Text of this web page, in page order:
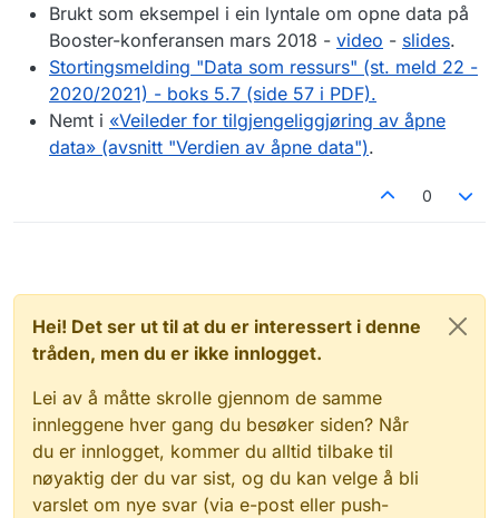
Brukt som eksempel i ein lyntale om opne data på
Booster-konferansen mars 2018 - video - slides.
Stortingsmelding "Data som ressurs" (st. meld 22 -
2020/2021) - boks 5.7 (side 57 i PDF).
Nemt i «Veileder for tilgjengeliggjøring av åpne
data» (avsnitt "Verdien av åpne data").
0
Hei! Det ser ut til at du er interessert i denne
tråden, men du er ikke innlogget.
Lei av å måtte skrolle gjennom de samme
innleggene hver gang du besøker siden? Når
du er innlogget, kommer du alltid tilbake til
nøyaktig der du var sist, og du kan velge å bli
varslet om nye svar (via e-post eller push-